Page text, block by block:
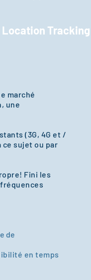
Location Tracking
marché
une
(3G, 4G et /
ce sujet ou par
Fini les
de
en temps